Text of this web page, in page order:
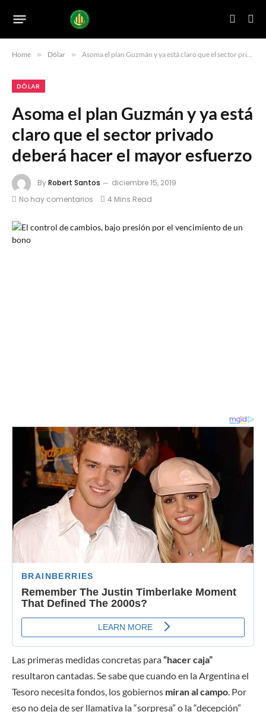
Home » Dólar » Asoma el plan Guzmán y ya está claro que el sector privado deberá hacer el mayor esfuerzo
DÓLAR
Asoma el plan Guzmán y ya está
claro que el sector privado
deberá hacer el mayor esfuerzo
ByRobert Santos
diciembre 15, 2019
No hay comentarios
4 Mins Read
Las primeras medidas concretas para“hacer caja”
resultaron cantadas. Se sabe que cuando en la Argentina el
Tesoro necesita fondos, los gobiernos miran al campo. Por
eso no deja de ser llamativa la “sorpresa” o la “decepción”